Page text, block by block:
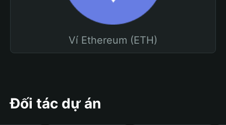
Ví Ethereum (ETH)
Đối tác dự án